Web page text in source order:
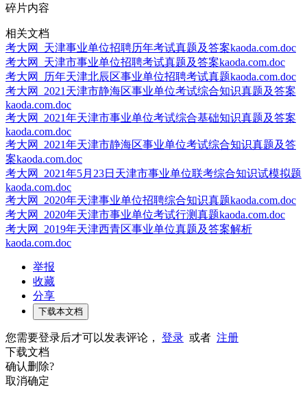
碎片内容
相关文档
考大网_天津事业单位招聘历年考试真题及答案kaoda.com.doc
考大网_天津市事业单位招聘考试真题及答案kaoda.com.doc
考大网_历年天津北辰区事业单位招聘考试真题kaoda.com.doc
考大网_2021天津市静海区事业单位考试综合知识真题及答案
kaoda.com.doc
考大网_2021年天津市事业单位考试综合基础知识真题及答案
kaoda.com.doc
考大网_2021年天津市静海区事业单位考试综合知识真题及答
案kaoda.com.doc
考大网_2021年5月23日天津市事业单位联考综合知识试模拟题
kaoda.com.doc
考大网_2020年天津事业单位招聘综合知识真题kaoda.com.doc
考大网_2020年天津市事业单位考试行测真题kaoda.com.doc
考大网_2019年天津西青区事业单位真题及答案解析
kaoda.com.doc
举报
收藏
分享
下载本文档
您需要登录后才可以发表评论， 登录 或者 注册
下载文档
确认删除?
取消确定